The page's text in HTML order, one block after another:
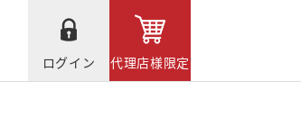
ログイン
代理店様限定